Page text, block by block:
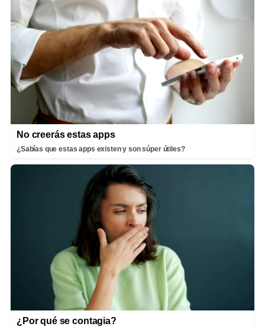
No creerás estas apps
¿Sabías que estas apps existen y son súper útiles?
¿Por qué se contagia?